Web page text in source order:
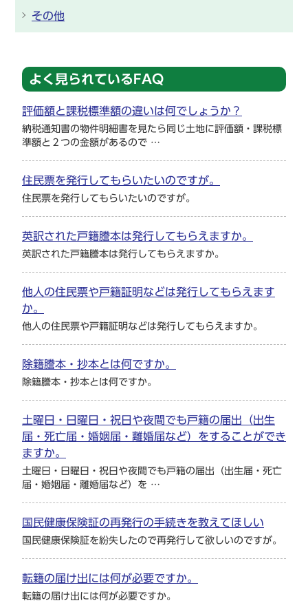
その他
よく見られているFAQ
評価額と課税標準額の違いは何でしょうか？
納税通知書の物件明細書を見たら同じ土地に評価額・課税標
準額と２つの金額があるので …
住民票を発行してもらいたいのですが。
住民票を発行してもらいたいのですが。
英訳された戸籍謄本は発行してもらえますか。
英訳された戸籍謄本は発行してもらえますか。
他人の住民票や戸籍証明などは発行してもらえます
か。
他人の住民票や戸籍証明などは発行してもらえますか。
除籍謄本・抄本とは何ですか。
除籍謄本・抄本とは何ですか。
土曜日・日曜日・祝日や夜間でも戸籍の届出（出生
届・死亡届・婚姻届・離婚届など）をすることができ
ますか。
土曜日・日曜日・祝日や夜間でも戸籍の届出（出生届・死亡
届・婚姻届・離婚届など）を …
国民健康保険証の再発行の手続きを教えてほしい
国民健康保険証を紛失したので再発行して欲しいのですが。
転籍の届け出には何が必要ですか。
転籍の届け出には何が必要ですか。